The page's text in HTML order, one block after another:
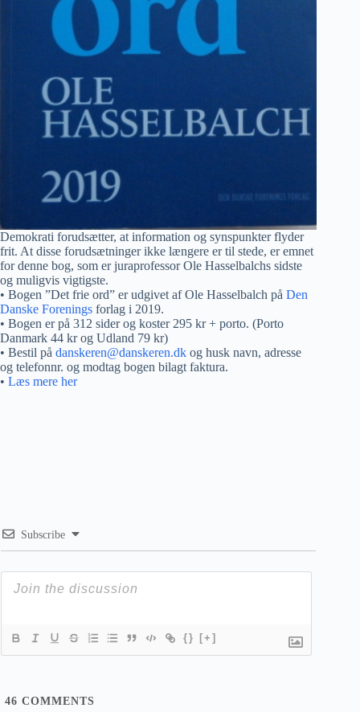
Demokrati forudsætter, at information og synspunkter flyder
frit. At disse forudsætninger ikke længere er til stede, er emnet
for denne bog, som er juraprofessor Ole Hasselbalchs sidste
og muligvis vigtigste.
• Bogen ”Det frie ord” er udgivet af Ole Hasselbalch på Den
Danske Forenings forlag i 2019.
• Bogen er på 312 sider og koster 295 kr + porto. (Porto
Danmark 44 kr og Udland 79 kr)
• Bestil på danskeren@danskeren.dk og husk navn, adresse
og telefonnr. og modtag bogen bilagt faktura.
• Læs mere her
Subscribe
{} [+]
46 COMMENTS